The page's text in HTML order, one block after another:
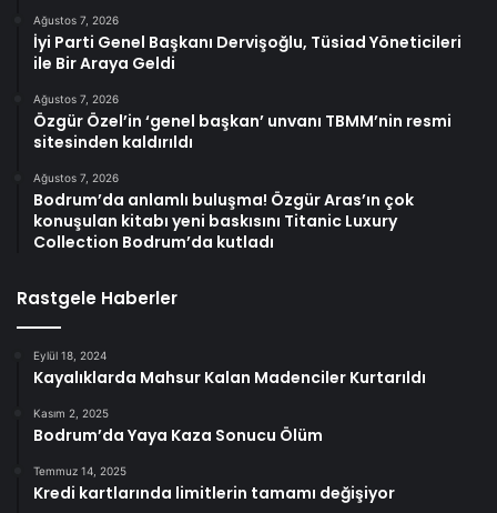
Ağustos 7, 2026
İyi Parti Genel Başkanı Dervişoğlu, Tüsiad Yöneticileri
ile Bir Araya Geldi
Ağustos 7, 2026
Özgür Özel’in ‘genel başkan’ unvanı TBMM’nin resmi
sitesinden kaldırıldı
Ağustos 7, 2026
Bodrum’da anlamlı buluşma! Özgür Aras’ın çok
konuşulan kitabı yeni baskısını Titanic Luxury
Collection Bodrum’da kutladı
Rastgele Haberler
Eylül 18, 2024
Kayalıklarda Mahsur Kalan Madenciler Kurtarıldı
Kasım 2, 2025
Bodrum’da Yaya Kaza Sonucu Ölüm
Temmuz 14, 2025
Kredi kartlarında limitlerin tamamı değişiyor